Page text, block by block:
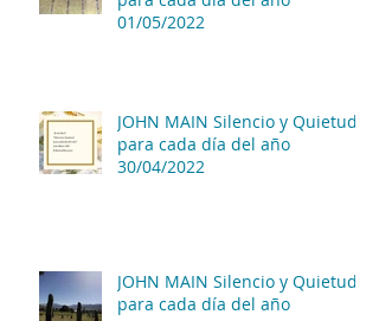
01/05/2022
JOHN MAIN Silencio y Quietud
para cada día del año
30/04/2022
JOHN MAIN Silencio y Quietud
para cada día del año